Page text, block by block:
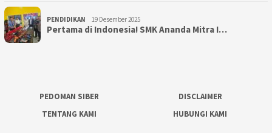
PENDIDIKAN 19 Desember 2025
Pertama di Indonesia! SMK Ananda Mitra I…
PEDOMAN SIBER
DISCLAIMER
TENTANG KAMI
HUBUNGI KAMI